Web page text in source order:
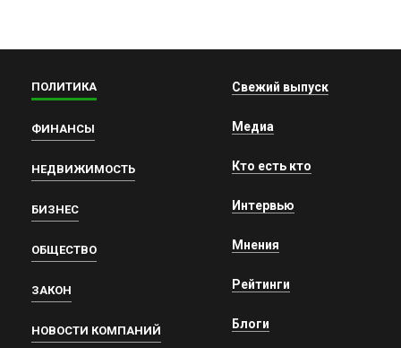
ПОЛИТИКА
ФИНАНСЫ
НЕДВИЖИМОСТЬ
БИЗНЕС
ОБЩЕСТВО
ЗАКОН
НОВОСТИ КОМПАНИЙ
Свежий выпуск
Медиа
Кто есть кто
Интервью
Мнения
Рейтинги
Блоги